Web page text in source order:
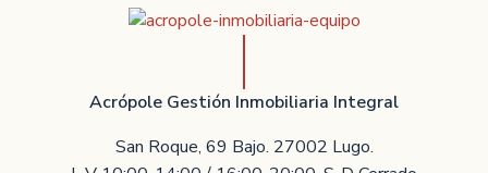
Acrópole Gestión Inmobiliaria Integral
San Roque, 69 Bajo. 27002 Lugo.